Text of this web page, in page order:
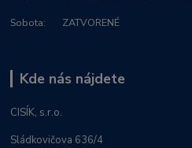
Sobota: ZATVORENÉ
Kde nás nájdete
CISÍK, s.r.o.
Sládkovičova 636/4